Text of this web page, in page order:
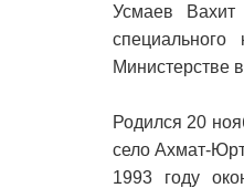
Усмаев
Министерстве
Родился 20
село Ахмат-
1993 году